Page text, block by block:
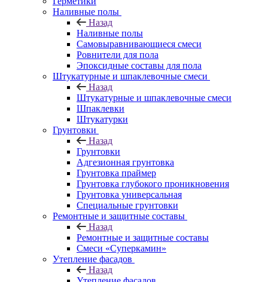
Наливные полы
Назад
Наливные полы
Самовыравнивающиеся смеси
Ровнители для пола
Эпоксидные составы для пола
Штукатурные и шпаклевочные смеси
Назад
Штукатурные и шпаклевочные смеси
Шпаклевки
Штукатурки
Грунтовки
Назад
Грунтовки
Адгезионная грунтовка
Грунтовка праймер
Грунтовка глубокого проникновения
Грунтовка универсальная
Специальные грунтовки
Ремонтные и защитные составы
Назад
Ремонтные и защитные составы
Смеси «Суперкамин»
Утепление фасадов
Назад